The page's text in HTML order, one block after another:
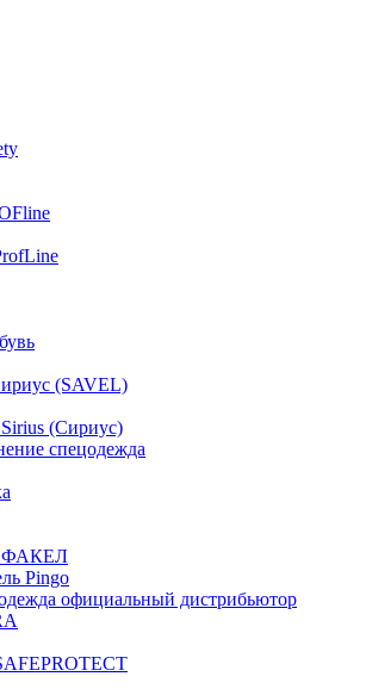
(SAVEL)
(Сириус)
спецодежда
ФАКЕЛ
Pingo
официальный дистрибьютор